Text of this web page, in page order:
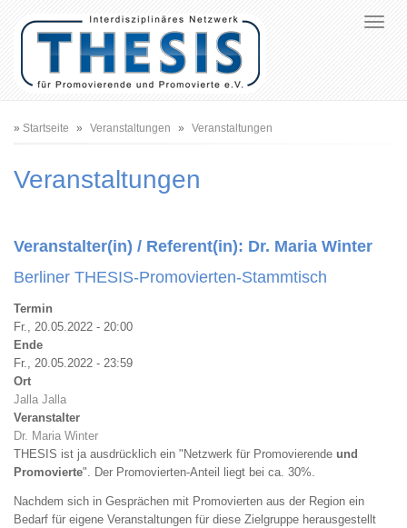
Pfadnavigation
Startseite Veranstaltungen Veranstaltungen
Veranstaltungen
Veranstalter(in) / Referent(in): Dr. Maria Winter
Berliner THESIS-Promovierten-Stammtisch
Termin
Fr., 20.05.2022 - 20:00
Ende
Fr., 20.05.2022 - 23:59
Ort
Jalla Jalla
Veranstalter
Dr. Maria Winter
THESIS ist ja ausdrücklich ein "Netzwerk für Promovierende und
Promovierte". Der Promovierten-Anteil liegt bei ca. 30%.
Nachdem sich in Gesprächen mit Promovierten aus der Region ein
Bedarf für eigene Veranstaltungen für diese Zielgruppe herausgestellt